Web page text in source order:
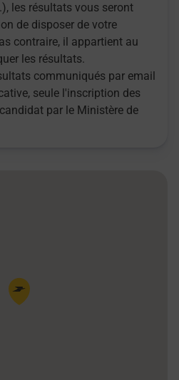
les résultats vous seront
de disposer de votre
contraire, il appartient au
les résultats.
communiqués par email
seule l'inscription des
par le Ministère de
Pin de la carte